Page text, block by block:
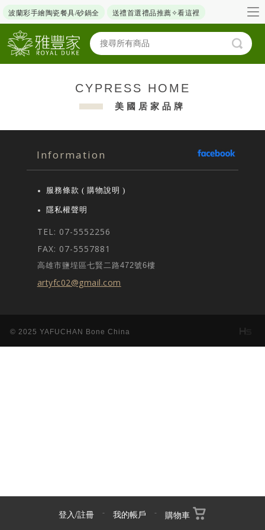
登入/註冊 - 我的帳戶 - 購物車
波蘭彩手繪陶瓷餐具/砂鍋全 送禮首選禮品推薦✧看這裡
CYPRESS HOME
美國居家品牌
Information
服務條款 ( 購物說明 )
隱私權聲明
TEL: 07-5552256
FAX: 07-5557881
高雄市鹽埕區七賢二路472號6樓
artyfc02@gmail.com
© 2025 YAFUCHAN Bone China